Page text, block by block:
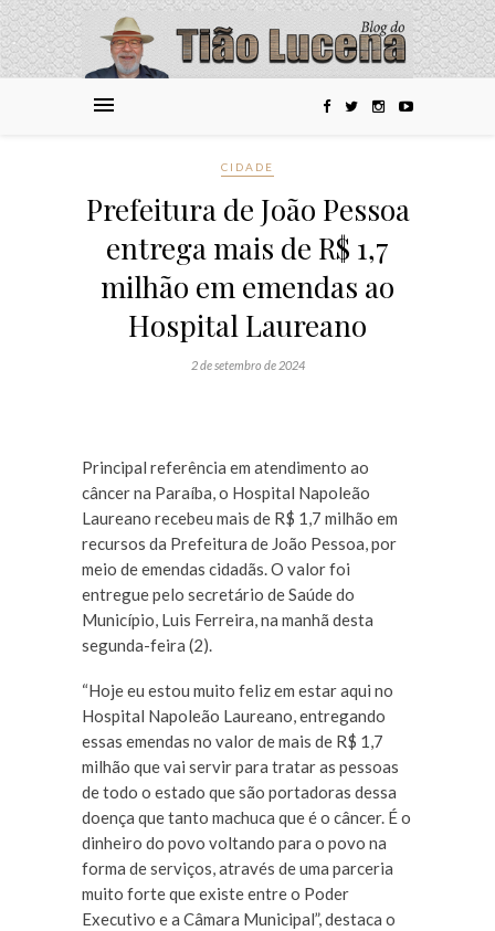
CIDADE
Prefeitura de João Pessoa
entrega mais de R$ 1,7
milhão em emendas ao
Hospital Laureano
2 de setembro de 2024
Principal referência em atendimento ao
câncer na Paraíba, o Hospital Napoleão
Laureano recebeu mais de R$ 1,7 milhão em
recursos da Prefeitura de João Pessoa, por
meio de emendas cidadãs. O valor foi
entregue pelo secretário de Saúde do
Município, Luis Ferreira, na manhã desta
segunda-feira (2).
“Hoje eu estou muito feliz em estar aqui no
Hospital Napoleão Laureano, entregando
essas emendas no valor de mais de R$ 1,7
milhão que vai servir para tratar as pessoas
de todo o estado que são portadoras dessa
doença que tanto machuca que é o câncer. É o
dinheiro do povo voltando para o povo na
forma de serviços, através de uma parceria
muito forte que existe entre o Poder
Executivo e a Câmara Municipal”, destaca o